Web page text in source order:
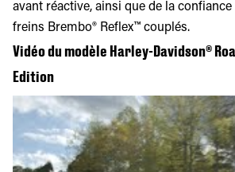
avant réactive, ainsi que de la
freins Brembo® Reflex™ couplés.
Vidéo du modèle Harley-Davidson®
Edition